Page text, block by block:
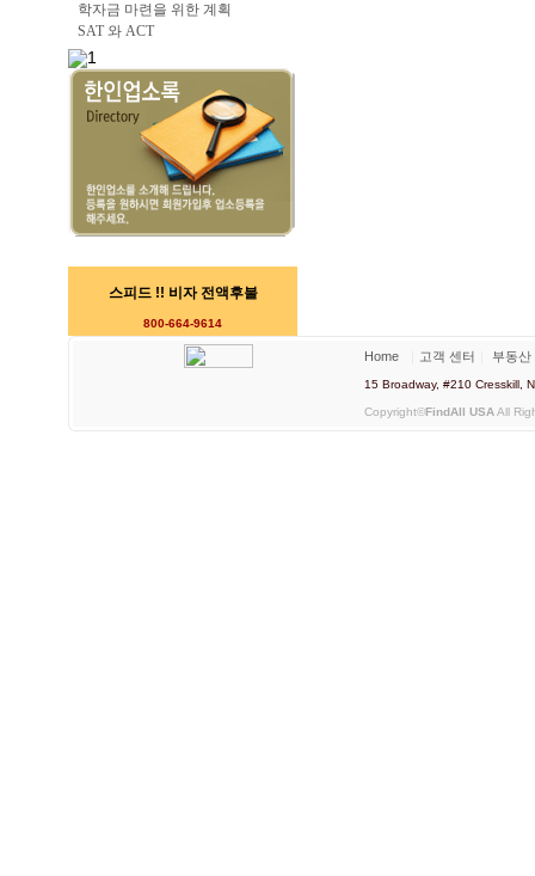
학자금 마련을 위한 계획
SAT 와 ACT
스피드 !! 비자 전액후불
800-664-9614
Home 고객 센터 부동산
15 Broadway, #210 Cresskill,
Copyright©FindAll USAAll